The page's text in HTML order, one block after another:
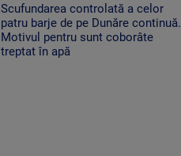
Scufundarea controlată a celor
patru barje de pe Dunăre continuă.
Motivul pentru sunt coborâte
treptat în apă